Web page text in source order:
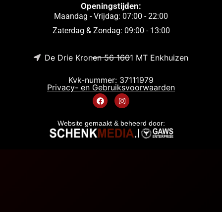
Openingstijden:
Maandag - Vrijdag: 07:00 - 22:00
Zaterdag & Zondag: 09:00 - 13:00
De Drie Kronen 56 1601 MT Enkhuizen
Kvk-nummer: 37111979
Privacy- en Gebruiksvoorwaarden
Website gemaakt & beheerd door: